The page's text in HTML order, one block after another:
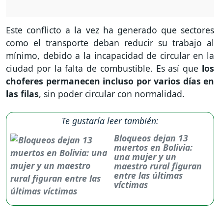
Este conflicto a la vez ha generado que sectores
como el transporte deban reducir su trabajo al
mínimo, debido a la incapacidad de circular en la
ciudad por la falta de combustible. Es así que los
choferes permanecen incluso por varios días en
las filas, sin poder circular con normalidad.
Te gustaría leer también:
Bloqueos dejan 13
muertos en Bolivia:
una mujer y un
maestro rural figuran
entre las últimas
víctimas